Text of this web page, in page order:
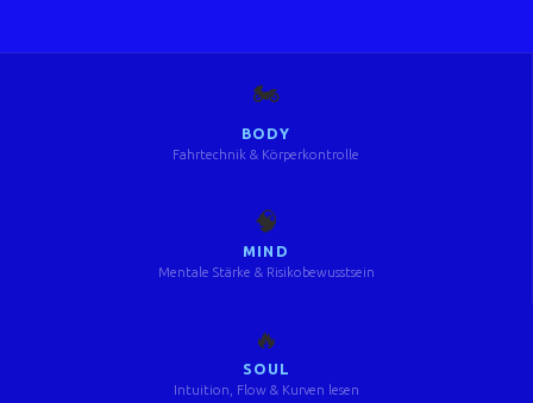
🏍️
BODY
Fahrtechnik & Körperkontrolle
🧠
MIND
Mentale Stärke & Risikobewusstsein
🔥
SOUL
Intuition, Flow & Kurven lesen